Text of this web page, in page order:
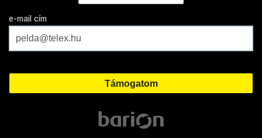
e-mail cím